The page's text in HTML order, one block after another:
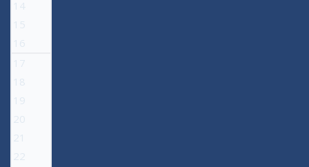
14
15
16
17
18
19
20
21
22